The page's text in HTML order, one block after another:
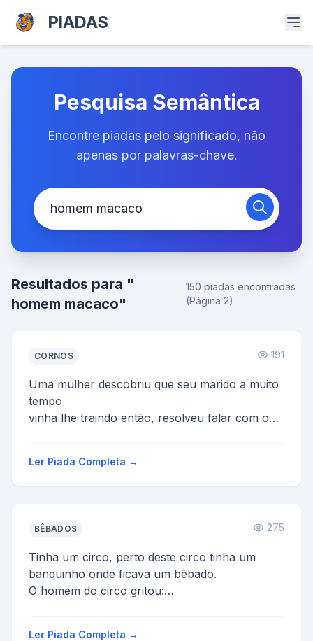
PIADAS
Pesquisa Semântica
Encontre piadas pelo significado, não
apenas por palavras-chave.
Resultados para "
homem macaco"
150 piadas encontradas
(Página 2)
CORNOS 191
Uma mulher descobriu que seu marido a muito
tempo
vinha lhe traindo então, resolveu falar com o
ch...
Ler Piada Completa →
BÊBADOS 275
Tinha um circo, perto deste circo tinha um
banquinho onde ficava um bêbado.
O homem do circo gritou:
Ler Piada Completa →